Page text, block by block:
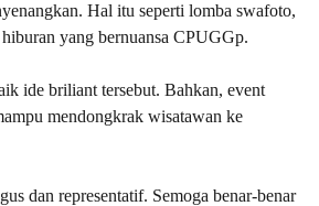
Hal itu seperti lomba swafoto,
yang bernuansa CPUGGp.
ide briliant tersebut. Bahkan, event
mendongkrak wisatawan ke
dan representatif. Semoga benar-benar